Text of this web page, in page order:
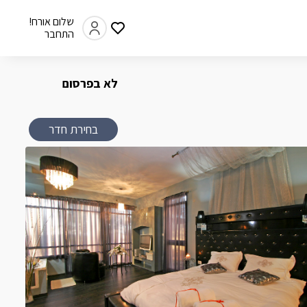
שלום אורח!
התחבר
לא בפרסום
בחירת חדר